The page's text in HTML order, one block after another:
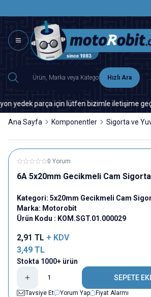
Hızlı Ara
parça için lütfen bizimle iletişime
Ana Sayfa Komponentler Sigorta ve
0 Yorum
6A 5x20mm Gecikmeli Cam Sigorta
Kategori: 5x20mm Gecikmeli Cam
Marka: Motorobit
Ürün Kodu : KOM.SGT.01.000029
2,91 TL + KDV
3,49 TL
Stokta 1000+ ürün
SEPETE
Tavsiye Et
Yorum Yap Fiyat Alarmı